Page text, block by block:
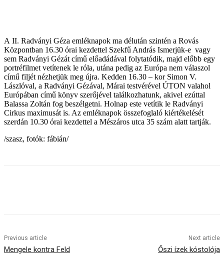
A II. Radványi Géza emléknapok ma délután szintén a Rovás
Központban 16.30 órai kezdettel Szekfű András Ismerjük-e vagy
sem Radványi Gézát című előadádával folytatódik, majd előbb egy
portréfilmet vetítenek le róla, utána pedig az Európa nem válaszol
című filjét nézhetjük meg újra. Kedden 16.30 – kor Simon V.
Lászlóval, a Radványi Gézával, Márai testvérével ÚTON valahol
Európában című könyv szerőjével találkozhatunk, akivel ezúttal
Balassa Zoltán fog beszélgetni. Holnap este vetítik le Radványi
Cirkus maximusát is. Az emléknapok összefoglaló kiértékelését
szerdán 10.30 órai kezdettel a Mészáros utca 35 szám alatt tartják.
/szasz, fotók: fábián/
Previous article
Mengele kontra Feld
Next article
Őszi ízek kóstolója